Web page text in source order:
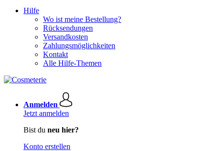
Hilfe
Wo ist meine Bestellung?
Rücksendungen
Versandkosten
Zahlungsmöglichkeiten
Kontakt
Alle Hilfe-Themen
Anmelden
Jetzt anmelden
Bist du neu hier?
Konto erstellen